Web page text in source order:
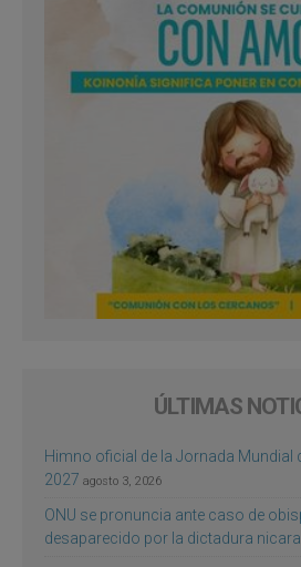
ÚLTIMAS
Himno oficial de la Jornada Mundial
2027 agosto 3, 2026
ONU se pronuncia ante caso de
desaparecido por la dictadura